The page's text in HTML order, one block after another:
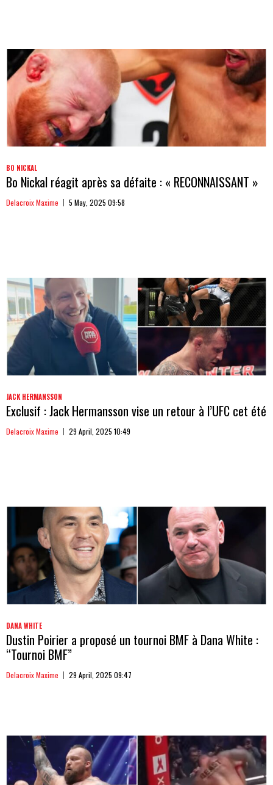
BO NICKAL
Bo Nickal réagit après sa défaite : « RECONNAISSANT »
Delacroix Maxime 5 May, 2025 09:58
JACK HERMANSSON
Exclusif : Jack Hermansson vise un retour à l’UFC cet été
Delacroix Maxime 29 April, 2025 10:49
DANA WHITE
Dustin Poirier a proposé un tournoi BMF à Dana White :
“Tournoi BMF”
Delacroix Maxime 29 April, 2025 09:47